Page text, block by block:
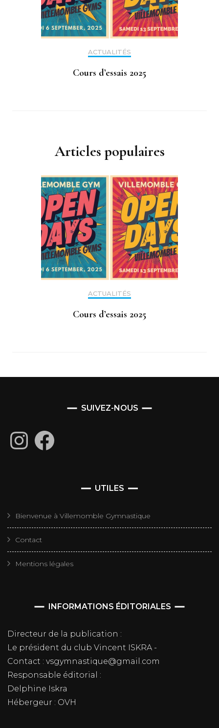
ACTUALITÉS
Cours d’essais 2025
Articles populaires
ACTUALITÉS
Cours d’essais 2025
SUIVEZ-NOUS
InstagramFacebook
UTILES
Bienvenue à Villemomble Gymnastique
Contact
Mentions légales
INFORMATIONS ÉDITORIALES
Directeur de la publication :
Le président du club Vincent ISKRA -
Contact : vsgymnastique@gmail.com
Responsable éditorial :
Delphine Iskra
Hébergeur : OVH